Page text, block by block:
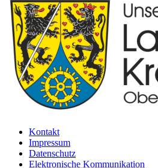
Kontakt
Impressum
Datenschutz
Elektronische Kommunikation